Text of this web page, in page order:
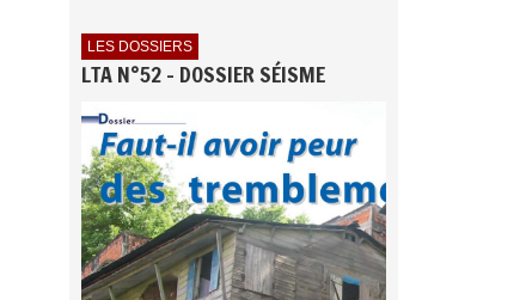
LES DOSSIERS
LTA N°52 - DOSSIER SÉISME